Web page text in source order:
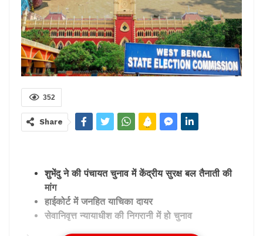
352
Share
शुभेंदु ने की पंचायत चुनाव में केंद्रीय सुरक्ष बल तैनाती की
मांग
हाईकोर्ट में जनहित याचिका दायर
सेवानिवृत्त न्यायाधीश की निगरानी में हो चुनाव